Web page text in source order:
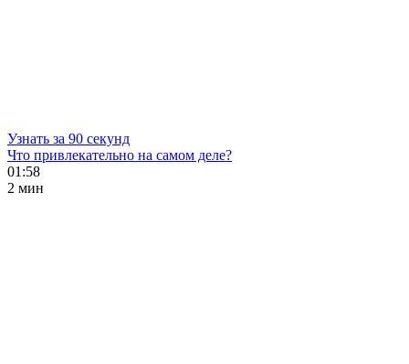
Узнать за 90 секунд
Что привлекательно на самом деле?
01:58
2 мин